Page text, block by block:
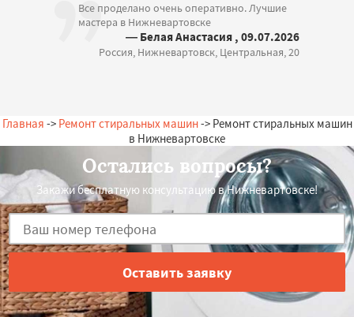
Все проделано очень оперативно. Лучшие
мастера в Нижневартовске
— Белая Анастасия , 09.07.2026
Россия, Нижневартовск, Центральная, 20
Главная -> Ремонт стиральных машин-> Ремонт стиральных машин
в Нижневартовске
Остались вопросы?
Закажи бесплатную консультацию в Нижневартовске!